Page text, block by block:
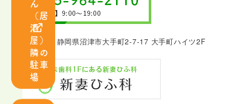
ん
（居
酒
屋）
隣の
駐車
場
〒410-0801 静岡県沼津市大手町2-7-17 大手町ハイツ2F